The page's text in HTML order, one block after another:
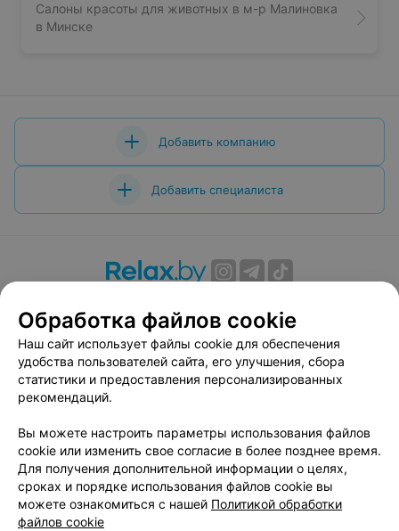
Салоны красоты для животных в м-р Малиновка
в Минске
Добавить компанию
Добавить специалиста
Вакансии
Публичный договор
Способы оплаты
Публичный договор по использованию сервиса
«Афиша»
Пользовательское соглашение
Связаться по вопросам сотрудничества
Написать руководителю relax.by
Персональные настройки cookie
Обработка персональных данных
Обработка файлов cookie
Наш сайт использует файлы cookie для обеспечения
удобства пользователей сайта, его улучшения, сбора
статистики и предоставления персонализированных
рекомендаций.
Вы можете настроить параметры использования файлов
cookie или изменить свое согласие в более позднее время.
Для получения дополнительной информации о целях,
сроках и порядке использования файлов cookie вы
можете ознакомиться с нашей Политикой обработки
файлов cookie